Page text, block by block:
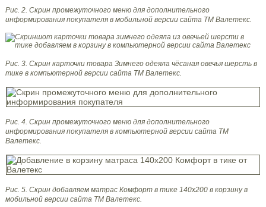
Рис. 2. Скрин промежуточного меню для дополнительного
информирования покупателя в мобильной версии сайта ТМ Валетекс.
Рис. 3. Скрин карточки товара Зимнего одеяла чёсаная овечья шерсть в
тике в компьютерной версии сайта ТМ Валетекс.
Рис. 4. Скрин промежуточного меню для дополнительного
информирования покупателя в компьютерной версии сайта ТМ
Валетекс.
Рис. 5. Скрин добавляем матрас Комфорт в тике 140х200 в корзинув
мобильной версии сайта ТМ Валетекс.